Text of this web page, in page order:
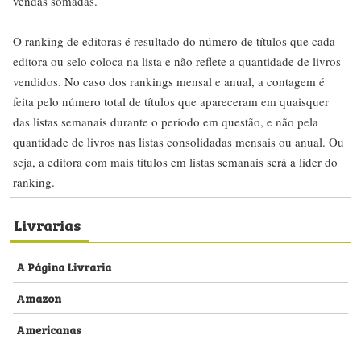
O ranking de editoras é resultado do número de títulos que cada
editora ou selo coloca na lista e não reflete a quantidade de livros
vendidos. No caso dos rankings mensal e anual, a contagem é
feita pelo número total de títulos que apareceram em quaisquer
das listas semanais durante o período em questão, e não pela
quantidade de livros nas listas consolidadas mensais ou anual. Ou
seja, a editora com mais títulos em listas semanais será a líder do
ranking.
Livrarias
A Página Livraria
Amazon
Americanas